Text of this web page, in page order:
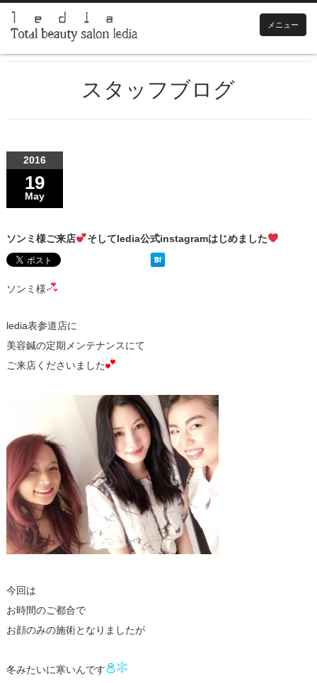
メニュー
スタッフブログ
2016
19
May
ソンミ様ご来店 そしてledia公式instagramはじめました
ソンミ様
ledia表参道店に
美容鍼の定期メンテナンスにて
ご来店くださいました
今回は
お時間のご都合で
お顔のみの施術となりましたが
冬みたいに寒いんです